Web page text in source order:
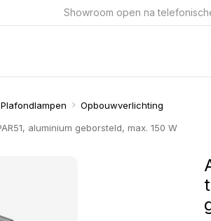
Showroom open na
Plafondlampen
Opbouwverlichting
aluminium geborsteld, max. 150 W